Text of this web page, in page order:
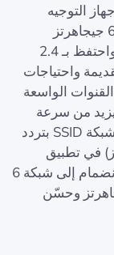
جهاز التوجيه
وأجهزة العميل تدعم Wi-Fi 6E/7 استخدم 6 جيجاهرتز
للحصول على سرعات أعلى وازدحام أقل؛ واحتفظ بـ 2.4
واحتياجات
من القنوات الواسعة
من سرعة
النقل في المناطق الكثيفة. إذا لم تظهر لك شبكة SSID بتردد
راديو 6 جيجاهرتز) في تطبيق
الراوتر الخاص بك، أو لم تستطع أجهزتك الانضمام إلى شبكة 6
بـ 5 جيجاهرتز وحسّن